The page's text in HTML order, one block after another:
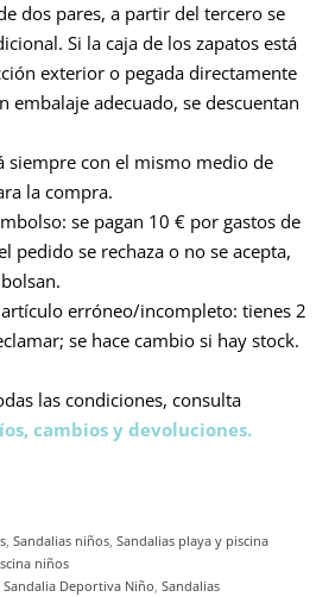
dos pares, a partir del tercero se
Si la caja de los zapatos está
exterior o pegada directamente
embalaje adecuado, se descuentan
siempre con el mismo medio de
la compra.
se pagan 10 € por gastos de
pedido se rechaza o no se acepta,
erróneo/incompleto: tienes 2
se hace cambio si hay stock.
las condiciones, consulta
cambios y devoluciones.
, Sandalias niños, Sandalias playa y piscina
niños
Sandalia Deportiva Niño, Sandalias